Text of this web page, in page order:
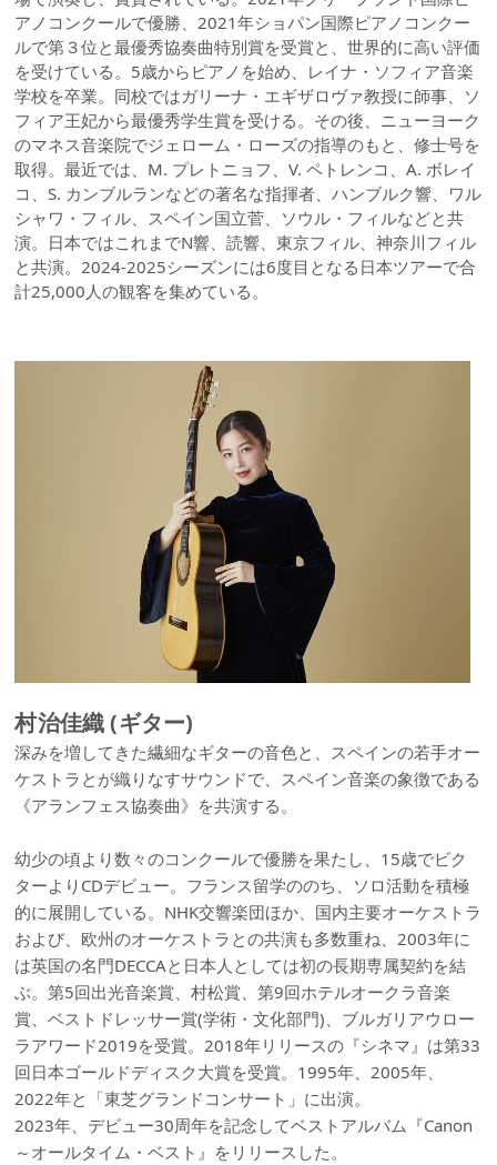
アノコンクールで優勝、2021年ショパン国際ピアノコンクー
ルで第３位と最優秀協奏曲特別賞を受賞と、世界的に高い評価
を受けている。5歳からピアノを始め、レイナ・ソフィア音楽
学校を卒業。同校ではガリーナ・エギザロヴァ教授に師事、ソ
フィア王妃から最優秀学生賞を受ける。その後、ニューヨーク
のマネス音楽院でジェローム・ローズの指導のもと、修士号を
取得。最近では、M. プレトニョフ、V. ペトレンコ、A. ボレイ
コ、S. カンブルランなどの著名な指揮者、ハンブルク響、ワル
シャワ・フィル、スペイン国立菅、ソウル・フィルなどと共
演。日本ではこれまでN響、読響、東京フィル、神奈川フィル
と共演。2024-2025シーズンには6度目となる日本ツアーで合
計25,000人の観客を集めている。
村治佳織 (ギター)
深みを増してきた繊細なギターの音色と、スペインの若手オー
ケストラとが織りなすサウンドで、スペイン音楽の象徴である
《アランフェス協奏曲》を共演する。
幼少の頃より数々のコンクールで優勝を果たし、15歳でビク
ターよりCDデビュー。フランス留学ののち、ソロ活動を積極
的に展開している。NHK交響楽団ほか、国内主要オーケストラ
および、欧州のオーケストラとの共演も多数重ね、2003年に
は英国の名門DECCAと日本人としては初の長期専属契約を結
ぶ。第5回出光音楽賞、村松賞、第9回ホテルオークラ音楽
賞、ベストドレッサー賞(学術・文化部門)、ブルガリアウロー
ラアワード2019を受賞。2018年リリースの『シネマ』は第33
回日本ゴールドディスク大賞を受賞。1995年、2005年、
2022年と「東芝グランドコンサート」に出演。
2023年、デビュー30周年を記念してベストアルバム『Canon
～オールタイム・ベスト』をリリースした。